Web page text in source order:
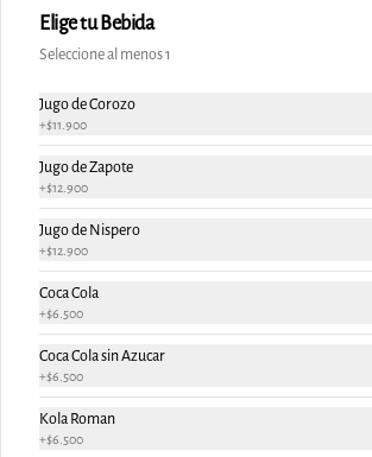
Conócenos
Cobertura
Términos y condiciones
Política de privacidad
Elige tu Bebida
Seleccione al menos 1
Jugo de Corozo
+$11.900
Jugo de Zapote
+$12.900
Jugo de Nispero
+$12.900
Coca Cola
+$6.500
Coca Cola sin Azucar
+$6.500
Kola Roman
+$6.500